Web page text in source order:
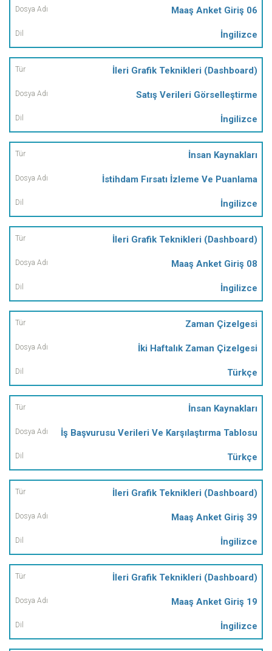
Maaş Anket Giriş 06
İngilizce
İleri Grafik Teknikleri (Dashboard)
Satış Verileri Görselleştirme
İngilizce
İnsan Kaynakları
İstihdam Fırsatı İzleme Ve Puanlama
İngilizce
İleri Grafik Teknikleri (Dashboard)
Maaş Anket Giriş 08
İngilizce
Zaman Çizelgesi
İki Haftalık Zaman Çizelgesi
Türkçe
İnsan Kaynakları
İş Başvurusu Verileri Ve Karşılaştırma Tablosu
Türkçe
İleri Grafik Teknikleri (Dashboard)
Maaş Anket Giriş 39
İngilizce
İleri Grafik Teknikleri (Dashboard)
Maaş Anket Giriş 19
İngilizce